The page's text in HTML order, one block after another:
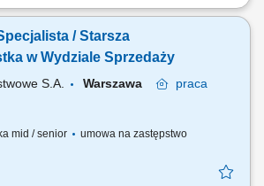
portfela ofert poprzez pozyskiwanie
nieruchomości oraz dbanie o ich atrakcyjny
kontakt z kontrahentami, w tym
/ Starsza
w Wydziale Sprzedaży
S.A. Warszawa
praca
mid / senior
umowa na zastępstwo